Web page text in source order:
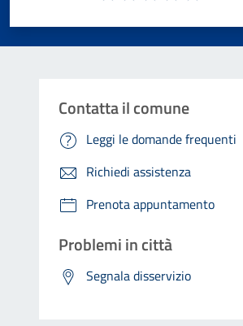
Contatta il comune
Leggi le domande frequenti
Richiedi assistenza
Prenota appuntamento
Problemi in città
Segnala disservizio